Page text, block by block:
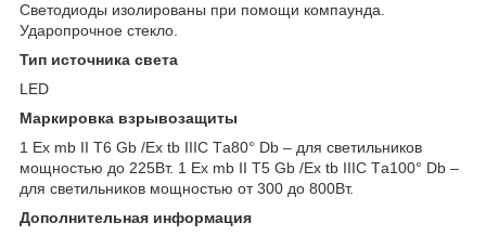
Светодиоды изолированы при помощи компаунда.
Ударопрочное стекло.
Тип источника света
LED
Маркировка взрывозащиты
1 Ex mb II T6 Gb /Ex tb IIIC Tа80° Db – для светильников
мощностью до 225Вт. 1 Ex mb II T5 Gb /Ex tb IIIC Tа100° Db –
для светильников мощностью от 300 до 800Вт.
Дополнительная информация